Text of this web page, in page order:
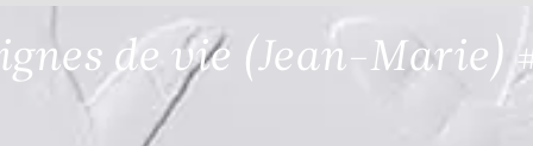
de vie (Jean-Marie)